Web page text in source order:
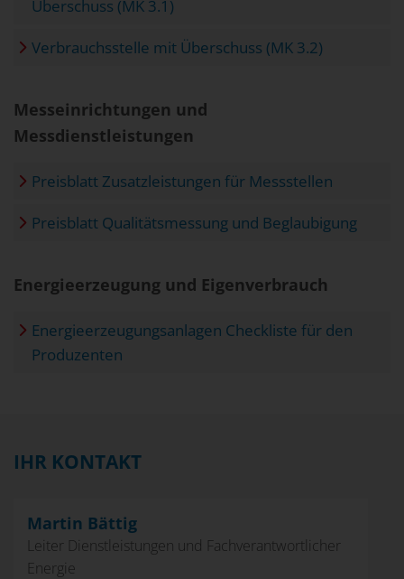
Überschuss (MK 3.1)
Verbrauchsstelle mit Überschuss (MK 3.2)
Messeinrichtungen und
Messdienstleistungen
Preisblatt Zusatzleistungen für Messstellen
Preisblatt Qualitätsmessung und Beglaubigung
Energieerzeugung und Eigenverbrauch
Energieerzeugungsanlagen Checkliste für den
Produzenten
IHR KONTAKT
Martin Bättig
Leiter Dienstleistungen und Fachverantwortlicher
Energie